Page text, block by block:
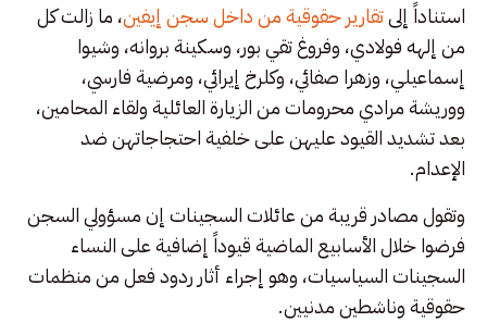
استناداً إلىتقارير حقوقية من داخل سجن إيفين، ما زالت كل
من إلهه فولادي، وفروغ تقي بور، وسكينة بروانه، وشيوا
إسماعيلي، وزهرا صفائي، وكلرخ إيرائي، ومرضية فارسي،
ووريشة مرادي محرومات من الزيارة العائلية ولقاء المحامين،
بعد تشديد القيود عليهن على خلفية احتجاجاتهن ضد
الإعدام.
وتقول مصادر قريبة من عائلات السجينات إن مسؤولي السجن
فرضوا خلال الأسابيع الماضية قيوداً إضافية على النساء
السجينات السياسيات، وهو إجراء أثار ردود فعل من منظمات
حقوقية وناشطين مدنيين.